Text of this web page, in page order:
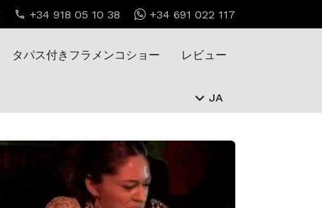
+34 918 05 10 38 +34 691 022 117
タパス付きフラメンコショー レビュー
JA